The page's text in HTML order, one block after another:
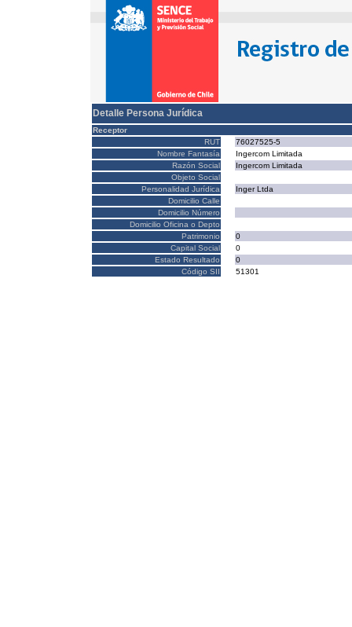
Detalle Persona Jurídica
Receptor
RUT
76027525-5
Nombre Fantasía
Ingercom Limitada
Razón Social
Ingercom Limitada
Objeto Social
Personalidad Jurídica
Inger Ltda
Domicilio Calle
Domicilio Número
Domicilio Oficina o Depto
Patrimonio
0
Capital Social
0
Estado Resultado
0
Código SII
51301